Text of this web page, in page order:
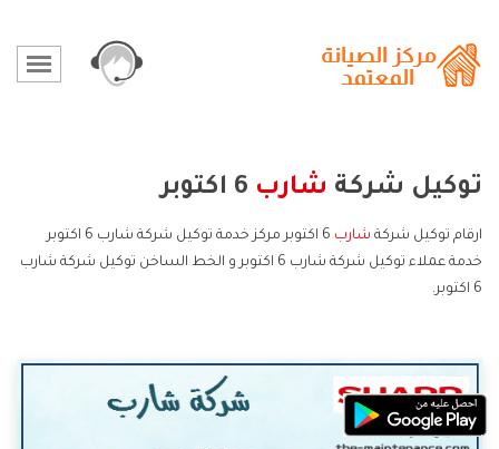
توكيل شركة شارب
ارقام توكيل شركة شارب
6 اكتوبر مركز خدمة توكيل شركة شارب 6 اكتوبر
خدمة عملاء توكيل شركة شارب 6 اكتوبر و الخط الساخن توكيل شركة شارب
6 اكتوبر.